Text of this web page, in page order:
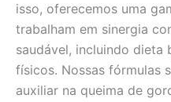
isso, oferecemos uma
trabalham em sinergia
saudável, incluindo dieta
físicos. Nossas fórmulas
auxiliar na queima de